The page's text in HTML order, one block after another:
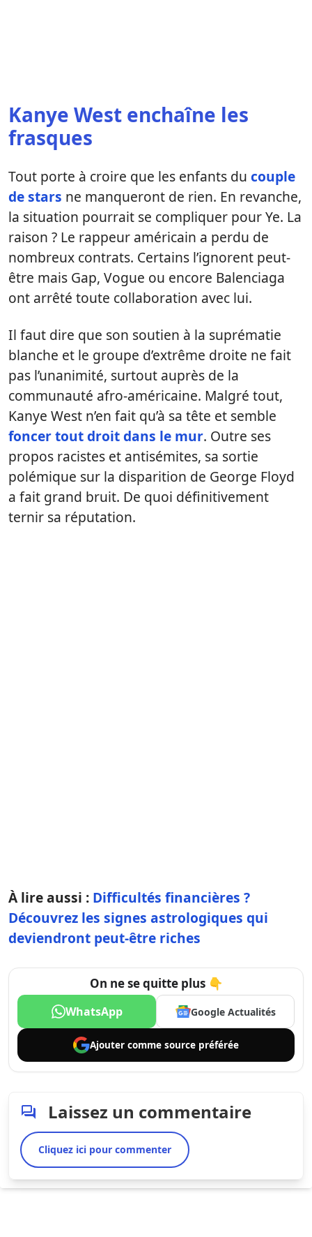
Kanye West enchaîne les
frasques
Tout porte à croire que les enfants du couple
de stars ne manqueront de rien. En revanche,
la situation pourrait se compliquer pour Ye. La
raison ? Le rappeur américain a perdu de
nombreux contrats. Certains l’ignorent peut-
être mais Gap, Vogue ou encore Balenciaga
ont arrêté toute collaboration avec lui.
Il faut dire que son soutien à la suprématie
blanche et le groupe d’extrême droite ne fait
pas l’unanimité, surtout auprès de la
communauté afro-américaine. Malgré tout,
Kanye West n’en fait qu’à sa tête et semble
foncer tout droit dans le mur. Outre ses
propos racistes et antisémites, sa sortie
polémique sur la disparition de George Floyd
a fait grand bruit. De quoi définitivement
ternir sa réputation.
À lire aussi : Difficultés financières ?
Découvrez les signes astrologiques qui
deviendront peut-être riches
On ne se quitte plus 👇
WhatsApp Google Actualités
Ajouter comme source préférée
Laissez un commentaire
Cliquez ici pour commenter